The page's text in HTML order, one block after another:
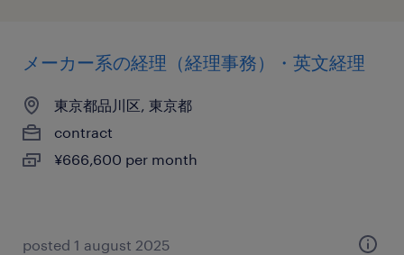
メーカー系の経理（経理事務）・英文経理
東京都品川区, 東京都
contract
¥666,600 per month
posted 1 august 2025